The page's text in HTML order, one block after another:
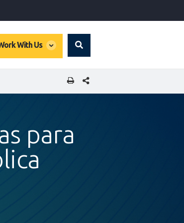
With Us
global
Search
COMPARTIR ESTA PÁGINA
para